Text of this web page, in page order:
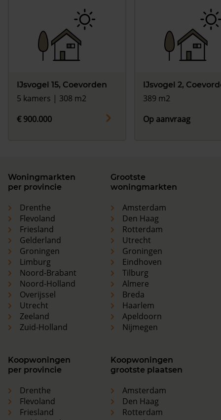
IJsvogel 15, Coevorden
5 kamers | 308 m2
€ 900.000
IJsvogel 2,
389 m2
Op aanvraag
Woningmarkten
per provincie
Drenthe
Flevoland
Friesland
Gelderland
Groningen
Limburg
Noord-Brabant
Noord-Holland
Overijssel
Utrecht
Zeeland
Zuid-Holland
Grootste
woningmarkten
Amsterdam
Den Haag
Rotterdam
Utrecht
Groningen
Eindhoven
Tilburg
Almere
Breda
Haarlem
Apeldoorn
Nijmegen
Koopwoningen
per provincie
Drenthe
Flevoland
Friesland
Koopwoningen
grootste plaatsen
Amsterdam
Den Haag
Rotterdam